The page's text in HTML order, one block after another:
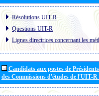
Résolutions UIT-R
Questions UIT-R
Lignes directrices concernant les
Candidats aux postes de
des Commissions d'études de l'UIT-